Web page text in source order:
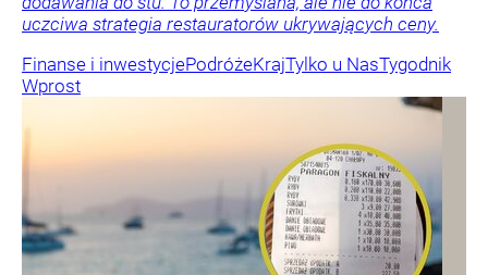
uczciwa strategia restauratorów ukrywających ceny.
Finanse i inwestycjePodróżeKrajTylko u NasTygodnik
Wprost